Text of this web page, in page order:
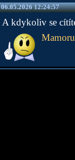
06.05.2026 12:24:57
A kdykoliv se